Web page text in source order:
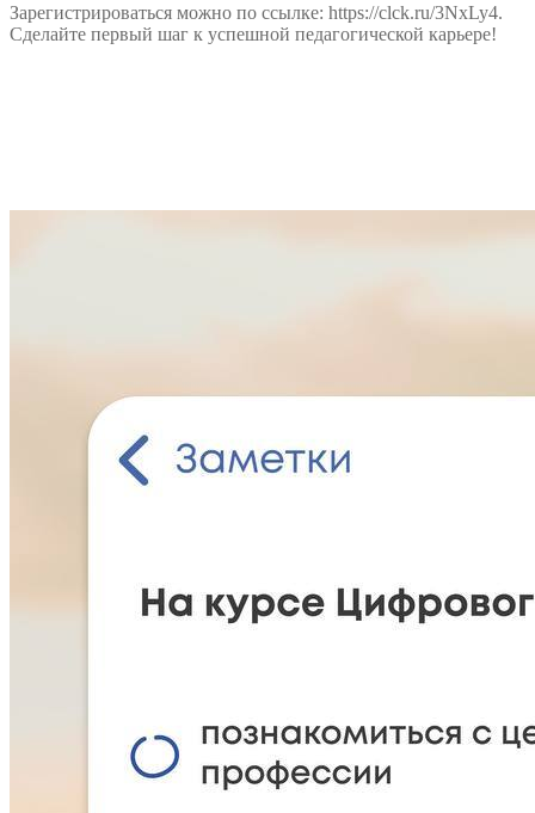
Зарегистрироваться можно по ссылке: https://clck.ru/3NxLy4.
Сделайте первый шаг к успешной педагогической карьере!